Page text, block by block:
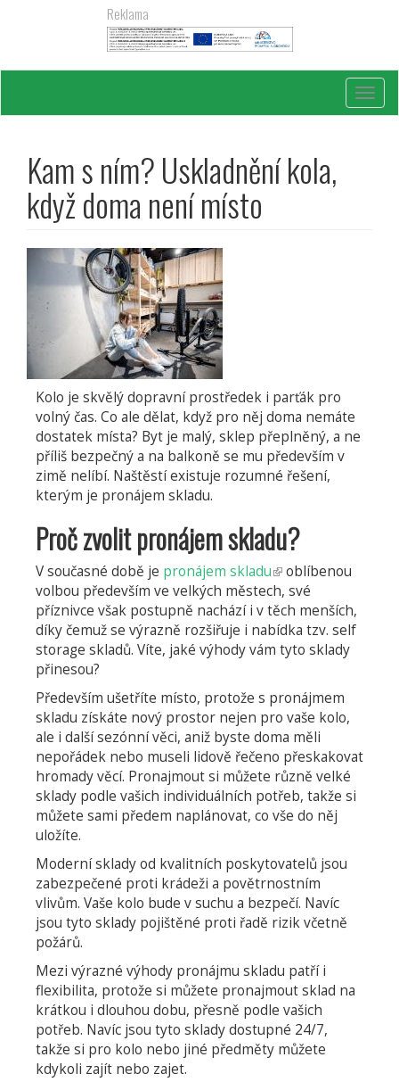
Reklama
Kam s ním? Uskladnění kola,
když doma není místo
Kolo je skvělý dopravní prostředek i parťák pro
volný čas. Co ale dělat, když pro něj doma nemáte
dostatek místa? Byt je malý, sklep přeplněný, a ne
příliš bezpečný a na balkoně se mu především v
zimě nelíbí. Naštěstí existuje rozumné řešení,
kterým je pronájem skladu.
Proč zvolit pronájem skladu?
V současné době je pronájem skladu(odkaz
je
externí)
oblíbenou
volbou především ve velkých městech, své
příznivce však postupně nachází i v těch menších,
díky čemuž se výrazně rozšiřuje i nabídka tzv. self
storage skladů. Víte, jaké výhody vám tyto sklady
přinesou?
Především ušetříte místo, protože s pronájmem
skladu získáte nový prostor nejen pro vaše kolo,
ale i další sezónní věci, aniž byste doma měli
nepořádek nebo museli lidově řečeno přeskakovat
hromady věcí. Pronajmout si můžete různě velké
sklady podle vašich individuálních potřeb, takže si
můžete sami předem naplánovat, co vše do něj
uložíte.
Moderní sklady od kvalitních poskytovatelů jsou
zabezpečené proti krádeži a povětrnostním
vlivům. Vaše kolo bude v suchu a bezpečí. Navíc
jsou tyto sklady pojištěné proti řadě rizik včetně
požárů.
Mezi výrazné výhody pronájmu skladu patří i
flexibilita, protože si můžete pronajmout sklad na
krátkou i dlouhou dobu, přesně podle vašich
potřeb. Navíc jsou tyto sklady dostupné 24/7,
takže si pro kolo nebo jiné předměty můžete
kdykoli zajít nebo zajet.